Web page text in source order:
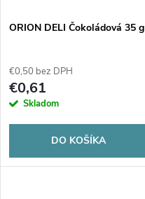
e
p
r
d
s
r
o
d
ORION DELI Čokoládová 35 g
€0,50 bez DPH
€0,61
Skladom
DO KOŠÍKA